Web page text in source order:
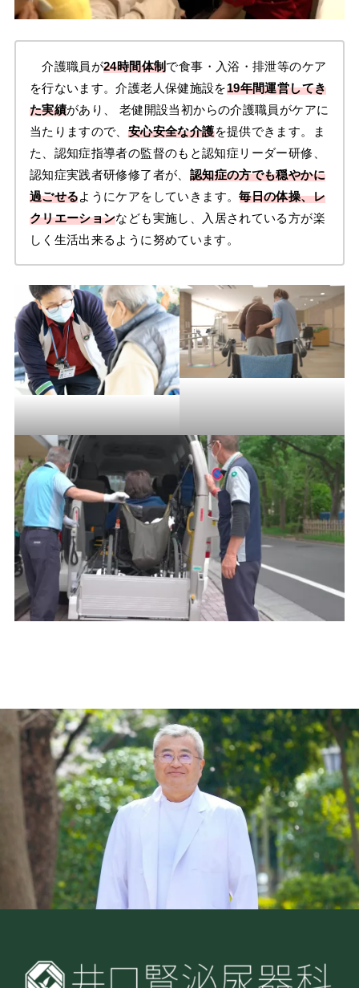
介護職員が24時間体制で食事・入浴・排泄等のケア
を行ないます。介護老人保健施設を19年間運営してき
た実績があり、 老健開設当初からの介護職員がケアに
当たりますので、 安心安全な介護を提供できます。ま
た、認知症指導者の監督のもと認知症リーダー研修、
認知症実践者研修修了者が、 認知症の方でも穏やかに
過ごせるようにケアをしていきます。毎日の体操、レ
クリエーションなども実施し、入居されている方が楽
しく生活出来るように努めています。